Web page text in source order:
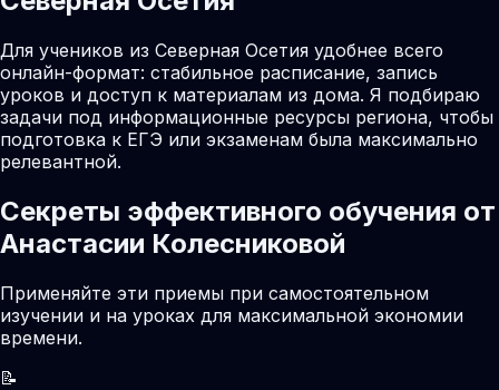
Для учеников из Северная Осетия удобнее всего
онлайн-формат: стабильное расписание, запись
уроков и доступ к материалам из дома. Я подбираю
задачи под информационные ресурсы региона, чтобы
подготовка к ЕГЭ или экзаменам была максимально
релевантной.
Секреты эффективного обучения от
Анастасии Колесниковой
Применяйте эти приемы при самостоятельном
изучении и на уроках для максимальной экономии
времени.
📝